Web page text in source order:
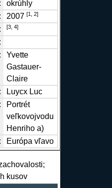
okrúhly
2007[1, 2]
[3, 4]
Yvette
Gastauer-
Claire
Luycx Luc
Portrét
veľkovojvodu
Henriho a)
Európa vľavo
kusov